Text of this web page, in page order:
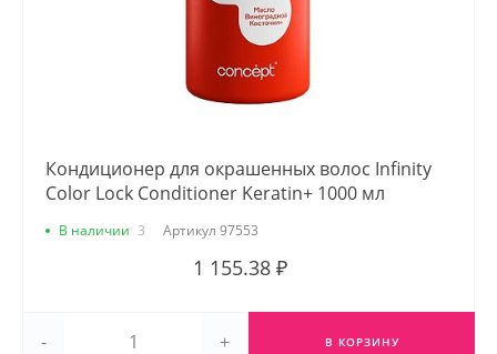
Кондиционер для окрашенных волос Infinity
Color Lock Conditioner Keratin+ 1000 мл
В наличии 3 Артикул 97553
1 155.38 ₽
- + В КОРЗИНУ